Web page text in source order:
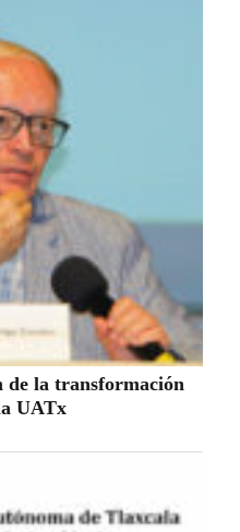
de la transformación
UATx